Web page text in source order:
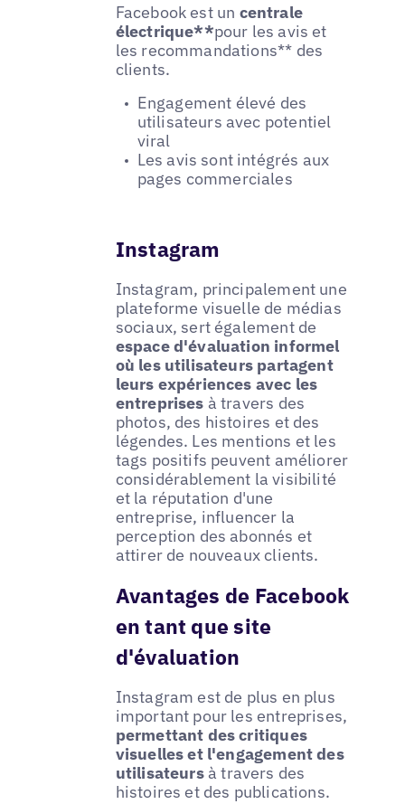
Facebook est un centrale
électrique**pour les avis et
les recommandations** des
clients.
Engagement élevé des
utilisateurs avec potentiel
viral
Les avis sont intégrés aux
pages commerciales
Instagram
Instagram, principalement une
plateforme visuelle de médias
sociaux, sert également de
espace d'évaluation informel
où les utilisateurs partagent
leurs expériences avec les
entreprises à travers des
photos, des histoires et des
légendes. Les mentions et les
tags positifs peuvent améliorer
considérablement la visibilité
et la réputation d'une
entreprise, influencer la
perception des abonnés et
attirer de nouveaux clients.
Avantages de Facebook
en tant que site
d'évaluation
Instagram est de plus en plus
important pour les entreprises,
permettant des critiques
visuelles et l'engagement des
utilisateursà travers des
histoires et des publications.